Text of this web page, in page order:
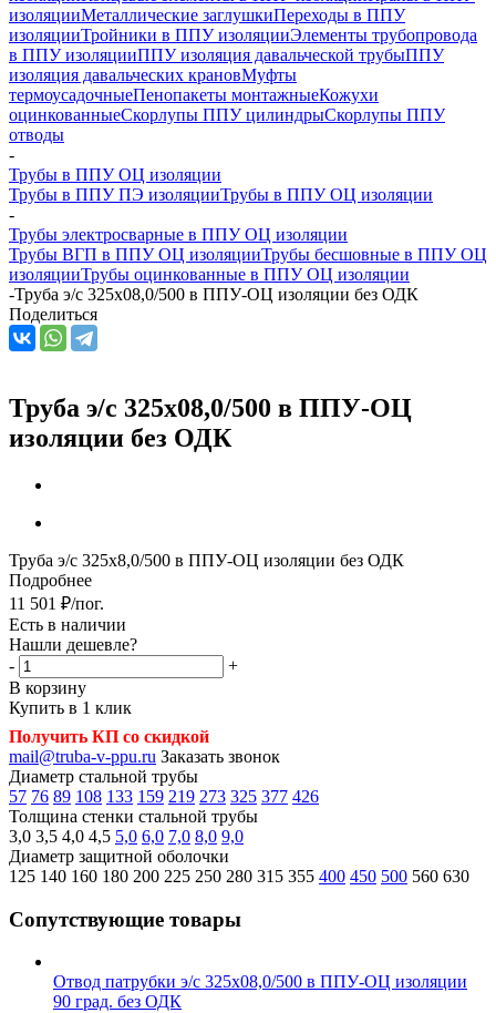
изоляцииМеталлические заглушкиПереходы в ППУ
изоляцииТройники в ППУ изоляцииЭлементы трубопровода
в ППУ изоляцииППУ изоляция давальческой трубыППУ
изоляция давальческих крановМуфты
термоусадочныеПенопакеты монтажныеКожухи
оцинкованныеСкорлупы ППУ цилиндрыСкорлупы ППУ
отводы
-
Трубы в ППУ ОЦ изоляции
Трубы в ППУ ПЭ изоляцииТрубы в ППУ ОЦ изоляции
-
Трубы электросварные в ППУ ОЦ изоляции
Трубы ВГП в ППУ ОЦ изоляцииТрубы бесшовные в ППУ ОЦ
изоляцииТрубы оцинкованные в ППУ ОЦ изоляции
-Труба э/с 325х08,0/500 в ППУ-ОЦ изоляции без ОДК
Поделиться
Труба э/с 325х08,0/500 в ППУ-ОЦ
изоляции без ОДК
Труба э/с 325х8,0/500 в ППУ-ОЦ изоляции без ОДК
Подробнее
11 501 ₽/пог.
Есть в наличии
Нашли дешевле?
-
+
В корзину
Купить в 1 клик
Получить КП со скидкой
mail@truba-v-ppu.ru Заказать звонок
Диаметр стальной трубы
57 76 89 108 133 159 219 273 325 377 426
Толщина стенки стальной трубы
3,0 3,5 4,0 4,5 5,0 6,0 7,0 8,0 9,0
Диаметр защитной оболочки
125 140 160 180 200 225 250 280 315 355 400 450 500 560 630
Сопутствующие товары
Отвод патрубки э/с 325х08,0/500 в ППУ-ОЦ изоляции
90 град. без ОДК